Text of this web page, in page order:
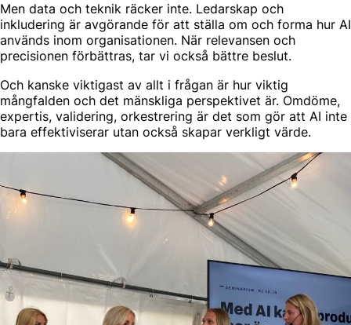
Men data och teknik räcker inte. Ledarskap och
inkludering är avgörande för att ställa om och forma hur AI
används inom organisationen. När relevansen och
precisionen förbättras, tar vi också bättre beslut.
Och kanske viktigast av allt i frågan är hur viktig
mångfalden och det mänskliga perspektivet är. Omdöme,
expertis, validering, orkestrering är det som gör att AI inte
bara effektiviserar utan också skapar verkligt värde.